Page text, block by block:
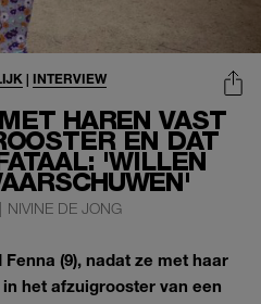
HAREN VAST
EN DAT
'WILLEN
| INTERVIEW
| NIVINE DE JONG
(9), nadat ze met haar
het afzuigrooster van een